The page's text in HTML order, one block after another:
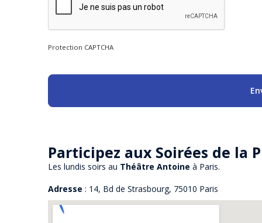
Protection CAPTCHA
Participez aux Soirées de la
Les lundis soirs au Théâtre Antoine à Paris.
Adresse : 14, Bd de Strasbourg, 75010 Paris